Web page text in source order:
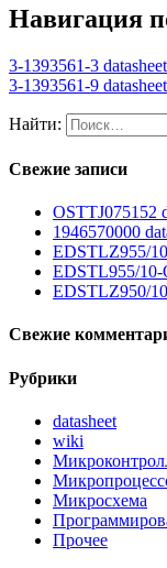
Навигация
3-1393561-3 datasheet
3-1393561-9 datasheet
Найти:
Свежие записи
OSTTJ075152
1946570000
EDSTLZ955/
EDSTL955/10-
EDSTLZ950/
Свежие
Рубрики
datasheet
wiki
Микросхема
Прочее